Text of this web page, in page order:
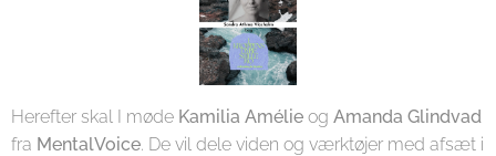
Herefter skal I møde Kamilia Amélie og Amanda Glindvad
fra MentalVoice. De vil dele viden og værktøjer med afsæt i